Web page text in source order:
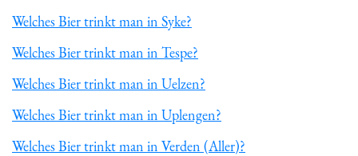
Welches Bier trinkt man in Syke?
Welches Bier trinkt man in Tespe?
Welches Bier trinkt man in Uelzen?
Welches Bier trinkt man in Uplengen?
Welches Bier trinkt man in Verden (Aller)?